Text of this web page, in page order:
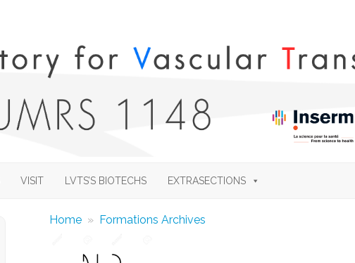
to
VISIT LVTS’S BIOTECHS EXTRASECTIONS
Home » Formations Archives